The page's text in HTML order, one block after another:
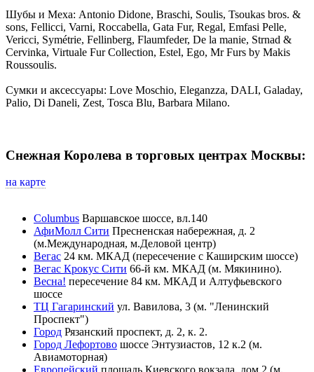
Шубы и Меха: Antonio Didone, Braschi, Soulis, Tsoukas bros. &
sons, Fellicci, Varni, Roccabella, Gata Fur, Regal, Emfasi Pelle,
Vericci, Symétrie, Fellinberg, Flaumfeder, De la manie, Strnad &
Cervinka, Virtuale Fur Collection, Estel, Ego, Mr Furs by Makis
Roussoulis.
Сумки и аксессуары: Love Moschio, Eleganzza, DALI, Galaday,
Palio, Di Daneli, Zest, Tosca Blu, Barbara Milano.
Снежная Королева в торговых центрах Москвы:
на карте
Columbus Варшавское шоссе, вл.140
АфиМолл Сити Пресненская набережная, д. 2
(м.Международная, м.Деловой центр)
Вегас 24 км. МКАД (пересечение с Каширским шоссе)
Вегас Крокус Сити 66-й км. МКАД (м. Мякинино).
Весна! пересечение 84 км. МКАД и Алтуфьевского
шоссе
ТЦ Гагаринский ул. Вавилова, 3 (м. "Ленинский
Проспект")
Город Рязанский проспект, д. 2, к. 2.
Город Лефортово шоссе Энтузиастов, 12 к.2 (м.
Авиамоторная)